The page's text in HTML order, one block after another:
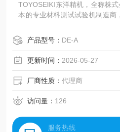
‌TOYOSEIKI东洋精机，全称株
本的专业材料测试试验机制造商
检测设备。
产品型号： DE-A
更新时间： 2026-05-27
厂商性质：代理商
访问量： 126
服务热线